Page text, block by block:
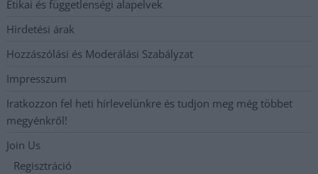
Etikai és függetlenségi alapelvek
Hirdetési árak
Hozzászólási és Moderálási Szabályzat
Impresszum
Iratkozzon fel heti hírlevelünkre és tudjon meg még többet
megyénkről!
Join Us
Regisztráció